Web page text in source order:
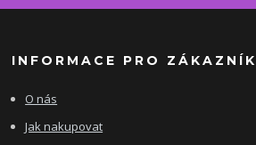
INFORMACE PRO
O nás
Jak nakupovat